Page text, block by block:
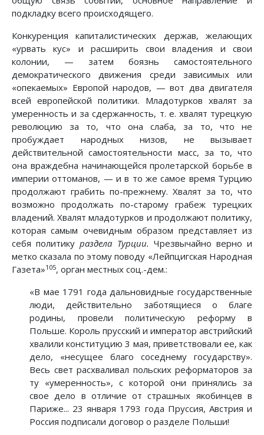
подкладку всего происходящего.
Конкуренция капиталистических держав, желающих
«урвать кус» и расширить свои владения и свои
колонии, — затем боязнь самостоятельного
демократического движения среди зависимых или
«опекаемых» Европой народов, — вот два двигателя
всей европейской политики. Младотурков хвалят за
умеренность и за сдержанность, т. е. хвалят турецкую
революцию за то, что она слаба, за то, что не
пробуждает народных низов, не вызывает
действительной самостоятельности масс, за то, что
она враждебна начинающейся пролетарской борьбе в
империи оттоманов, — и в то же самое время Турцию
продолжают грабить по-прежнему. Хвалят за то, что
возможно продолжать по-старому грабеж турецких
владений. Хвалят младотурков и продолжают политику,
которая самым очевидным образом представляет из
себя политикураздела Турции. Чрезвычайно верно и
метко сказала по этому поводу «Лейпцигская Народная
Газета»105, орган местных соц.-дем.:
«В мае 1791 года дальновидные государственные
люди, действительно заботящиеся о благе
родины, провели политическую реформу в
Польше. Король прусский и император австрийский
хвалили конституцию 3 мая, приветствовали ее, как
дело, «несущее благо соседнему государству».
Весь свет расхваливал польских реформаторов за
ту «умеренность», с которой они принялись за
свое дело в отличие от страшных якобинцев в
Париже... 23 января 1793 года Пруссия, Австрия и
Россия подписали договор о разделе Польши!